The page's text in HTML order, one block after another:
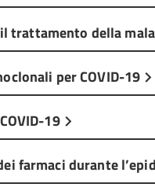
trattamento della
per COVID-19
19
farmaci durante